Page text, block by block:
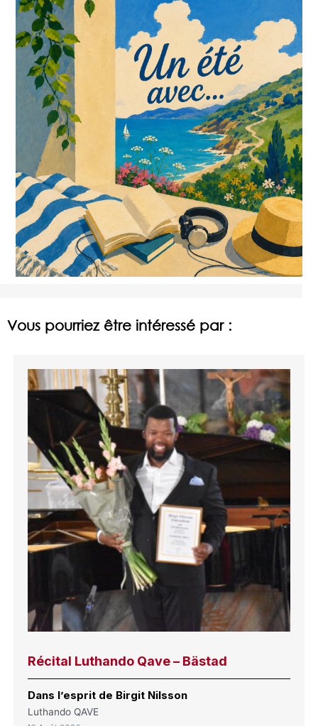
Vous pourriez être intéressé par :
Récital Luthando Qave – Bästad
Dans l’esprit de Birgit Nilsson
Luthando QAVE